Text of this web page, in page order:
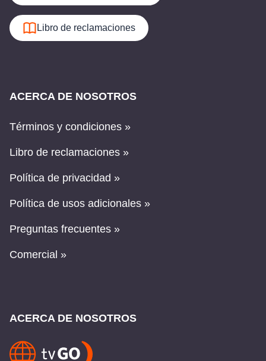
Libro de reclamaciones
ACERCA DE NOSOTROS
Términos y condiciones »
Libro de reclamaciones »
Política de privacidad »
Política de usos adicionales »
Preguntas frecuentes »
Comercial »
ACERCA DE NOSOTROS